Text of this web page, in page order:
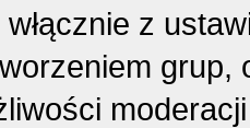
włącznie z
grup,